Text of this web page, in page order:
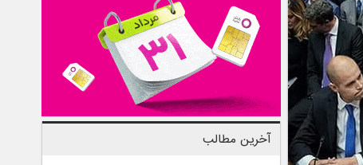
آخرین مطالب